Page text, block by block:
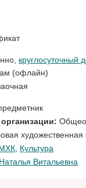
круглосуточный
(офлайн)
художественная
Культура
Витальевна